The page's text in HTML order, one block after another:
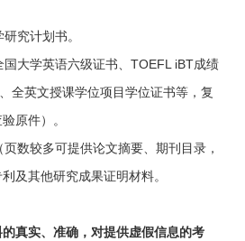
究计划书。
大学英语六级证书、 TOEFL iBT成绩
全英文授课学位项目学位证书等，复
原件）。
数较多可提供论文摘要、期刊目录，
及其他研究成果证明材料。
真实、准确，对提供虚假信息的考